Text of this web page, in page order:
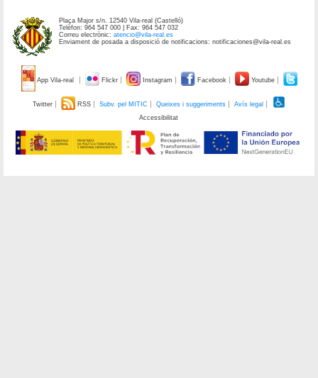
Plaça Major s/n. 12540 Vila-real (Castelló)
Telèfon: 964 547 000 | Fax: 964 547 032
Correu electrònic:atencio@vila-real.es
Enviament de posada a disposició de notificacions: notificaciones@vila-real.es
App Vila-real Flickr Instagram Facebook Youtube
Twitter RSS Subv. pel MITIC Queixes i suggeriments
Avís legal
Accessibilitat